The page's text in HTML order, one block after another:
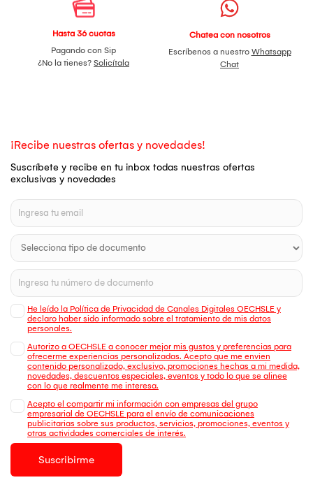
Hasta 36 cuotas
Pagando con Sip
¿No la tienes? Solicítala
Chatea con nosotros
Escríbenos a nuestro Whatsapp
Chat
¡Recibe nuestras ofertas y novedades!
Suscríbete y recibe en tu inbox todas nuestras ofertas
exclusivas y novedades
He leído la Política de Privacidad de Canales Digitales OECHSLE y
declaro haber sido informado sobre el tratamiento de mis datos
personales.
Autorizo a OECHSLE a conocer mejor mis gustos y preferencias para
ofrecerme experiencias personalizadas. Acepto que me envien
contenido personalizado, exclusivo, promociones hechas a mi medida,
novedades, descuentos especiales, eventos y todo lo que se alinee
con lo que realmente me interesa.
Acepto el compartir mi información con empresas del grupo
empresarial de OECHSLE para el envío de comunicaciones
publicitarias sobre sus productos, servicios, promociones, eventos y
otras actividades comerciales de interés.
Suscribirme